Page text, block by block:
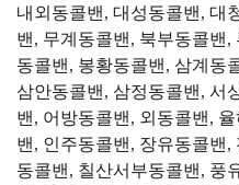
내외동콜밴, 대성동콜밴, 대
밴, 무계동콜밴, 북부동콜밴
동콜밴, 봉황동콜밴, 삼계동
삼안동콜밴, 삼정동콜밴, 서
밴, 어방동콜밴, 외동콜밴,
밴, 인주동콜밴, 장유동콜밴
동콜밴, 칠산서부동콜밴, 풍